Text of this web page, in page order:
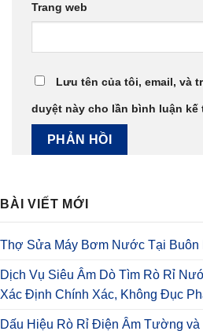
Trang web
Lưu tên của tôi, email, và
duyệt này cho lần bình luận kế
BÀI VIẾT MỚI
Thợ Sửa Máy Bơm Nước Tại Buôn
Dịch Vụ Siêu Âm Dò Tìm Rò Rỉ
Xác Định Chính Xác, Không Đục
Dấu Hiệu Rò Rỉ Điện Âm Tường và